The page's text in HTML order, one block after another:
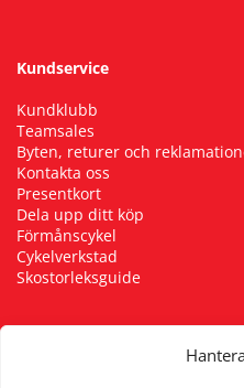
Kundservice
Kundklubb
Teamsales
Byten, returer och
Kontakta oss
Presentkort
Dela upp ditt köp
Förmånscykel
Cykelverkstad
Skostorleksguide